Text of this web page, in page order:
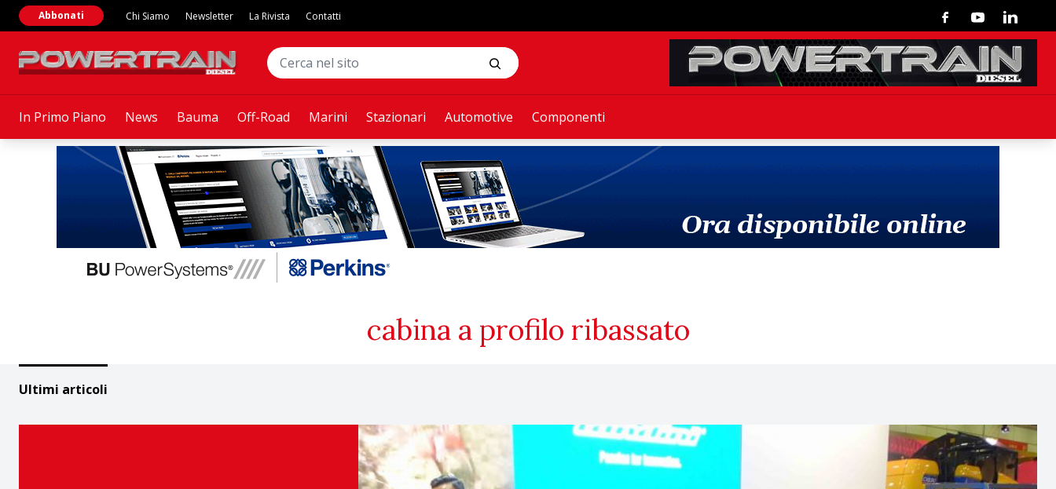
In Primo Piano News Bauma Off-Road Marini Stazionari Automotive Componenti
Abbonati Chi Siamo Newsletter La Rivista Contatti FacebookYoutubeLinkedin
cabina a profilo ribassato
Ultimi articoli